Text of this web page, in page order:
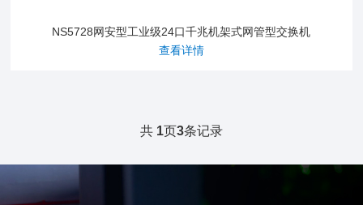
NS5728网安型工业级24口千兆机架式网管型交换机
查看详情
共 1页3条记录